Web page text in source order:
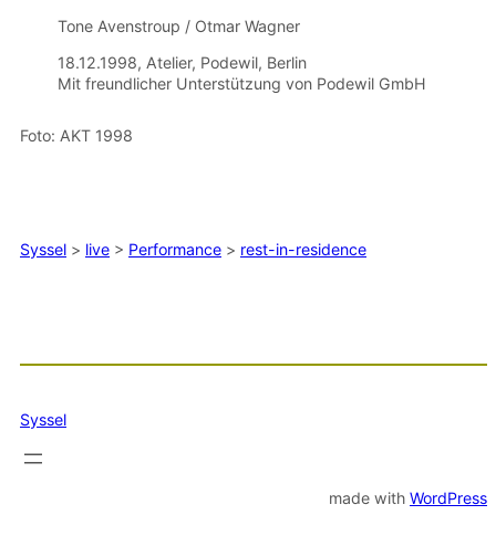
Tone Avenstroup / Otmar Wagner
18.12.1998, Atelier, Podewil, Berlin
Mit freundlicher Unterstützung von Podewil GmbH
Foto: AKT 1998
Syssel > live > Performance > rest-in-residence
Syssel
made with WordPress